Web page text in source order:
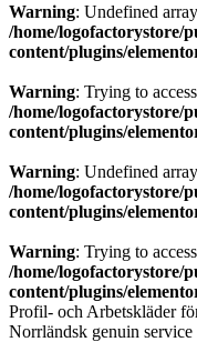
Warning: Undefined
/home/logofactorystore/
content/plugins/
Warning: Trying to
/home/logofactorystore/
content/plugins/
Warning: Undefined
/home/logofactorystore/
content/plugins/
Warning: Trying to
/home/logofactorystore/
content/plugins/
Profil- och Arbetskläder
Norrländsk genuin service